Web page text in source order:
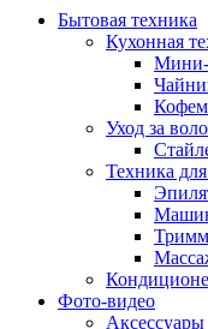
Бытовая техника
Кухонная
Мини-
Уход за
Техника
Фото-видео